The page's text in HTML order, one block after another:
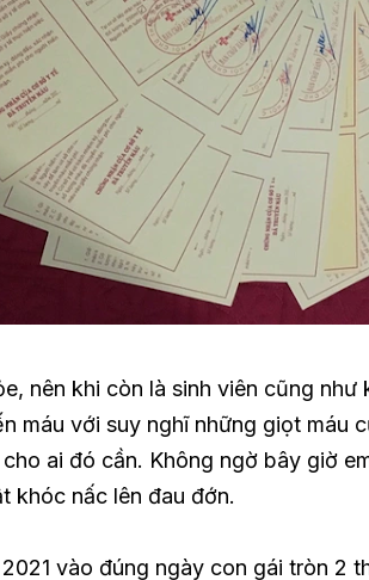
nên khi còn là sinh viên cũng như
máu với suy nghĩ những giọt máu
ai đó cần. Không ngờ bây giờ
khóc nấc lên đau đớn.
vào đúng ngày con gái tròn 2